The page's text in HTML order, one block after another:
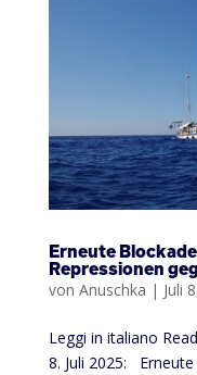
Erneute
Repressionen
von Anuschka | Juli
Leggi in italiano
8. Juli 2025: